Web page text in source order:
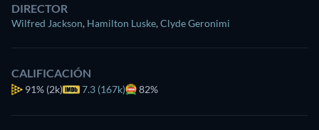
DIRECTOR
Wilfred Jackson, Hamilton Luske,Clyde Geronimi
CALIFICACIÓN
91% (2k) 7.3 (167k) 82%